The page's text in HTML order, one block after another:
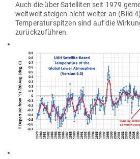
Auch die über Satel­liten seit 1979
weltweit steigen nicht weiter an (Bild
Tem­pe­ra­tur­spitzen sind auf die
zurückzuführen.